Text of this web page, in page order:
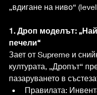
„вдигане на ниво“
1. Дроп моделът:
печели“
Зает от Supreme и
културата, „Дропът“
пазаруването в
Правилата: